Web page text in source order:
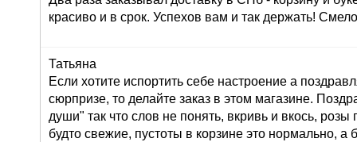
красиво и в срок. Успехов вам и так держать!
Татьяна
Если хотите испортить себе настроение а
сюрпризе, то делайте заказ в этом магазине.
души" так что слов не понять, вкривь и вкось, розы
будто свежие, пустоты в корзине это нормально, а